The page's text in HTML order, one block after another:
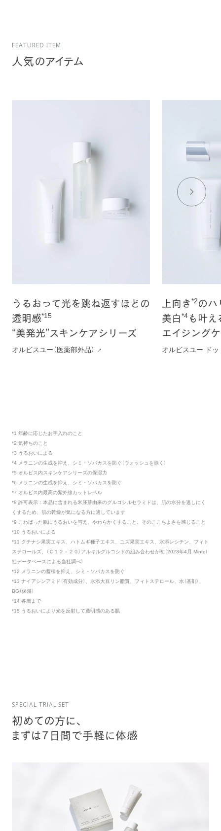
FEATURED ITEM
人気のアイテム
うるおって光を跳ね返すほどの
透明感*15
“美発光”スキンケアシリーズ
オルビスユー（医薬部外品）
上向き*2のハ
美白*4 も叶え
エイジング
オルビスユー ドッ
*1 年齢に応じたお手入れのこと
*2 気持ちのこと
*3 うるおいによる
*4 メラニンの生成を抑え、シミ・ソバカスを防ぐ（ウォッシュを除く）
*5 オルビス内スキンケアシリーズの保湿力
*6 メラニンの生成を抑え、シミ・ソバカスを防ぐ
*7 オルビス内最高の紫外線カットレベル
*8 許可表示：本品に含まれる米胚芽由来のグルコシルセラミドは、肌の水分を逃しにく
くするため、肌の乾燥が気になる方に適しています
*9 こわばった肌にうるおいを与え、やわらかくすること。そのここちよさを感じること
*10 うるおいによる
*11 クチナシ果実エキス、ハトムギ種子エキス、ユズ果実エキス、水添レシチン、フィト
ステロールズ、（Ｃ１２－２０）アルキルグルコシドの組み合わせが初（2023年4月 Mintel
社データベースによる当社調べ）
*12 メラニンの蓄積を抑え、シミ・ソバカスを防ぐ
*13 ナイアシンアミド（有効成分）、水添大豆リン脂質、フィトステロール、水（基剤）、
BG（保湿）
*14 各層まで
*15 うるおいにより光を反射して透明感のある肌
SPECIAL TRIAL SET
初めての方に、
まずは7日間で手軽に体感